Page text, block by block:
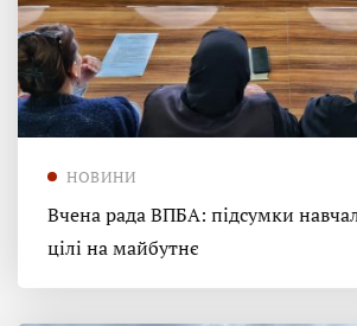
НОВИНИ
Вчена рада ВПБА: підсумки
цілі на майбутнє